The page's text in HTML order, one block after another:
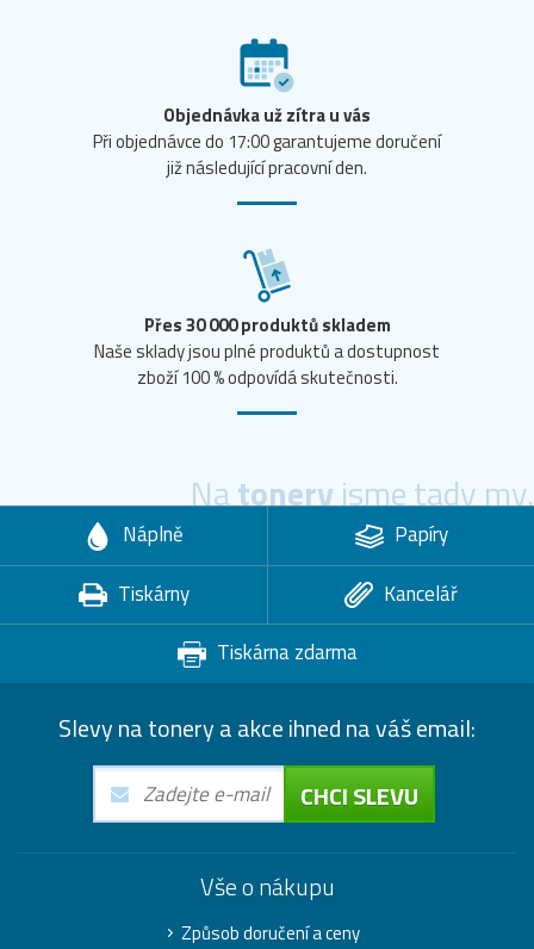
Objednávka už zítra u vás
Při objednávce do 17:00 garantujeme doručení
již následující pracovní den.
Přes 30 000 produktů skladem
Naše sklady jsou plné produktů a dostupnost
zboží 100 % odpovídá skutečnosti.
Natoneryjsme tady my.
Náplně
Papíry
Tiskárny
Kancelář
Tiskárna zdarma
Slevy na tonery a akce ihned na váš email:
CHCI SLEVU
Vše o nákupu
Způsob doručení a ceny